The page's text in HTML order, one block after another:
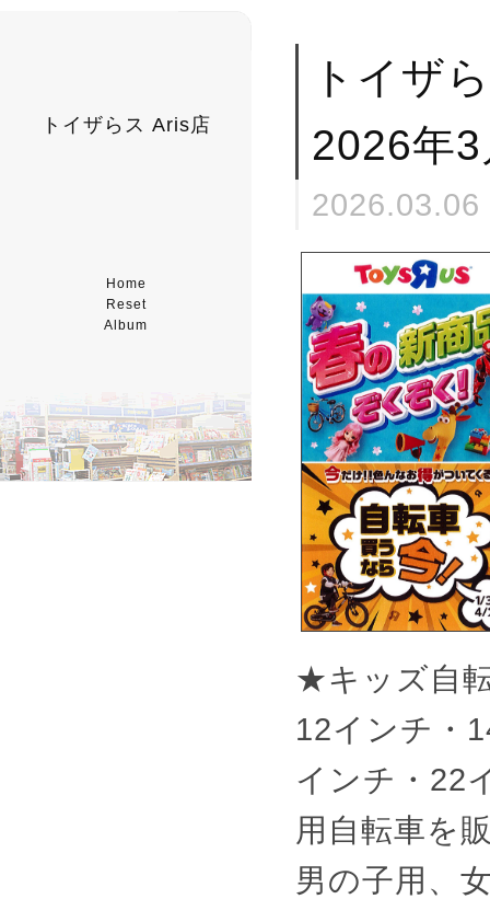
トイザらス Aris店
Home
Reset
Album
トイザ
2026年
★キッズ自
12インチ・
インチ・22
用自転車を
男の子用、